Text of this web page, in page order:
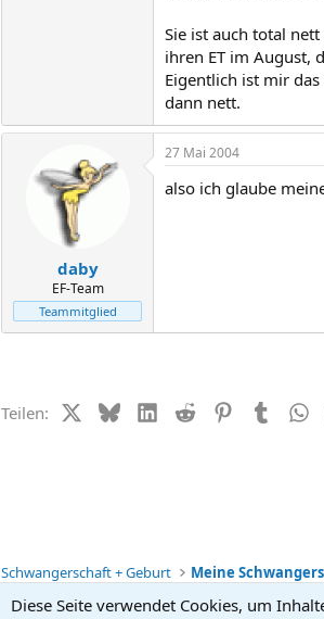
Sie ist auch total
ihren ET im August,
Eigentlich ist mir
dann nett.
daby
EF-Team
Teammitglied
27 Mai 2004
also ich glaube
Teilen: X (Twitter)
BlueskyLinkedIn
Reddit PinterestTumblr
Schwangerschaft + Geburt
Diese Seite verwendet Cookies, um